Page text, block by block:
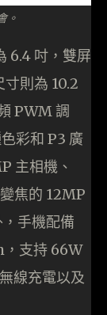
。
6.4 吋，雙屏
寸則為 10.2
PWM 調
彩和 P3 廣
主相機、
焦的 12MP
手機配備
支持 66W
線充電以及